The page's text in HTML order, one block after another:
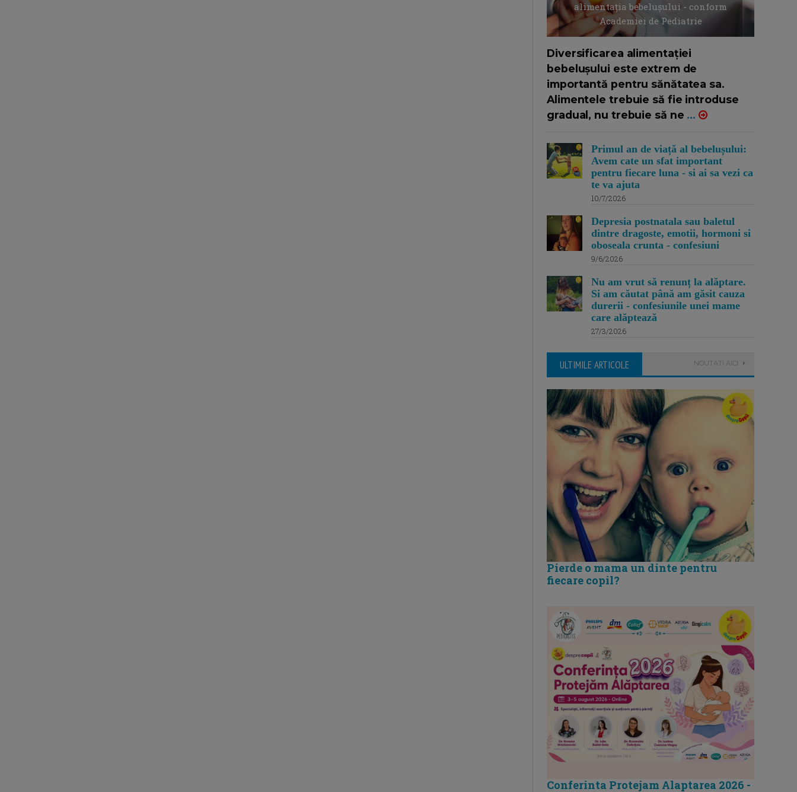
alimentația bebelușului - conform
Academiei de Pediatrie
Diversificarea alimentației
bebelușului este extrem de
importantă pentru sănătatea sa.
Alimentele trebuie să fie introduse
gradual, nu trebuie să ne ...
Primul an de viață al bebelușului:
Avem cate un sfat important
pentru fiecare luna - si ai sa vezi ca
te va ajuta
10/7/2026
Depresia postnatala sau baletul
dintre dragoste, emotii, hormoni si
oboseala crunta - confesiuni
9/6/2026
Nu am vrut să renunț la alăptare.
Si am căutat până am găsit cauza
durerii - confesiunile unei mame
care alăptează
27/3/2026
ULTIMILE ARTICOLE NOUTATI AICI
Pierde o mama un dinte pentru
fiecare copil?
Conferinta Protejam Alaptarea 2026 -